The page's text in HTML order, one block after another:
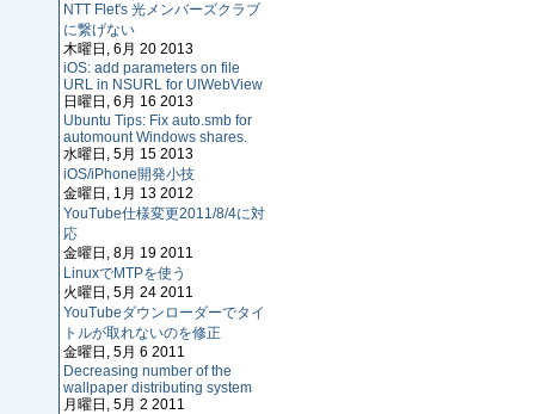
NTT Flet's 光メンバーズクラブ
に繋げない
木曜日, 6月 20 2013
iOS: add parameters on file
URL in NSURL for UIWebView
日曜日, 6月 16 2013
Ubuntu Tips: Fix auto.smb for
automount Windows shares.
水曜日, 5月 15 2013
iOS/iPhone開発小技
金曜日, 1月 13 2012
YouTube仕様変更2011/8/4に対
応
金曜日, 8月 19 2011
LinuxでMTPを使う
火曜日, 5月 24 2011
YouTubeダウンローダーでタイ
トルが取れないのを修正
金曜日, 5月 6 2011
Decreasing number of the
wallpaper distributing system
月曜日, 5月 2 2011